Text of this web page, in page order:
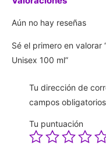
Aún no hay reseñas
Sé el primero en valorar
Unisex 100 ml”
Tu dirección de
campos
Tu puntuación